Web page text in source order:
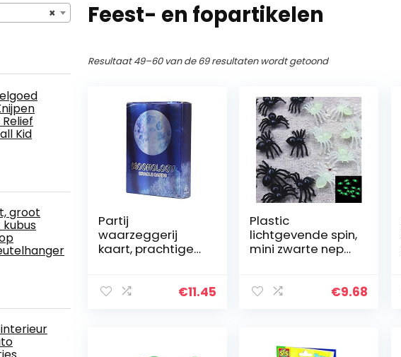
×
Kid
groot
Feest- en fopartikelen
Resultaat 49–60 van de 69 resultaten wordt getoond
Partij
waarzeggerij
kaart, prachtige
tarot dek voor€11.45
Plastic
lichtgevende spin,
mini zwarte nep
doe-het-zelf
€9.68